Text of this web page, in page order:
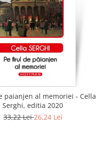
paianjen al memoriei - Cella
Serghi, editia 2020
33,22 Lei26,24 Lei